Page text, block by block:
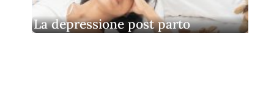
La depressione post parto